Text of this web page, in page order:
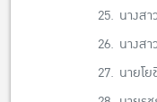
25. นางส
26. นางส
27. นายโย